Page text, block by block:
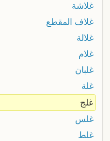
غلاشة
غلاف المقطع
غلالة
غلام
غلبان
غلة
غلج
غلس
غلط